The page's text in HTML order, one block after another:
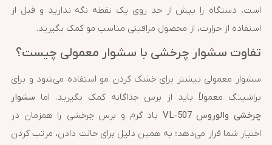
است، دستگاه را بیش از حد روی یک نقطه نگه ندارید و قبل از
استفاده از حرارت، از محصول مراقبتی مناسب مو کمک بگیرید.
تفاوت سشوار چرخشی با سشوار معمولی چیست؟
سشوار معمولی بیشتر برای خشک کردن مو استفاده می‌شود و برای
براشینگ معمولاً باید از برس جداگانه کمک بگیرید. اما سشوار
چرخشی والوروس VL-507
باد گرم و برس چرخشی را همزمان در
اختیار شما قرار می‌دهد؛ به همین دلیل برای حالت دادن، مرتب کردن